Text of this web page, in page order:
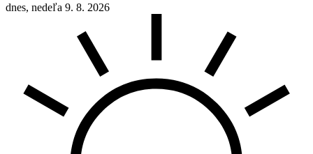
dnes, nedeľa 9. 8. 2026